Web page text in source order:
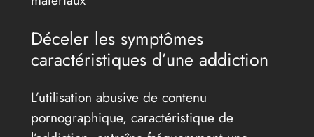
Déceler les symptômes
caractéristiques d’une addiction
L’utilisation abusive de contenu
pornographique, caractéristique de